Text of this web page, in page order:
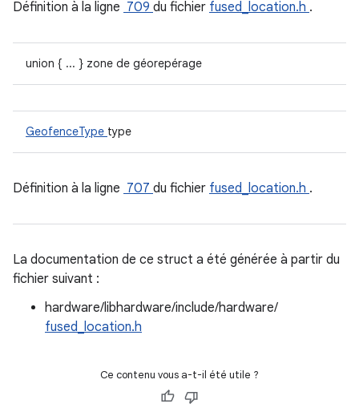
Définition à la ligne 709 du fichier fused_location.h .
union { ... } zone de géorepérage
GeofenceType type
Définition à la ligne 707 du fichier fused_location.h .
La documentation de ce struct a été générée à partir du
fichier suivant :
hardware/libhardware/include/hardware/
fused_location.h
Ce contenu vous a-t-il été utile ?